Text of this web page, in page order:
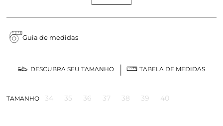
Guia de medidas
DESCUBRA SEU TAMANHO TABELA DE MEDIDAS
TAMANHO 34 35 36 37 38 39 40